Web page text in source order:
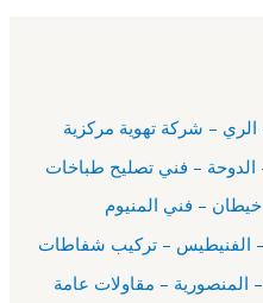
مقاولات عامة الكويت 66140865 – المنصورية – مقاولات عامة